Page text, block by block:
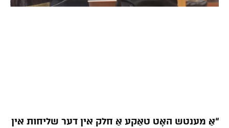
“אַ מענטש האָט טאַקע אַ חלק אין דער שליחות אין